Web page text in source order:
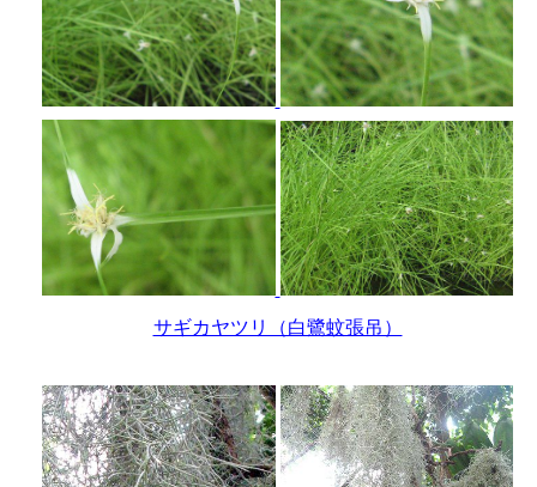
サギカヤツリ（白鷺蚊張吊）